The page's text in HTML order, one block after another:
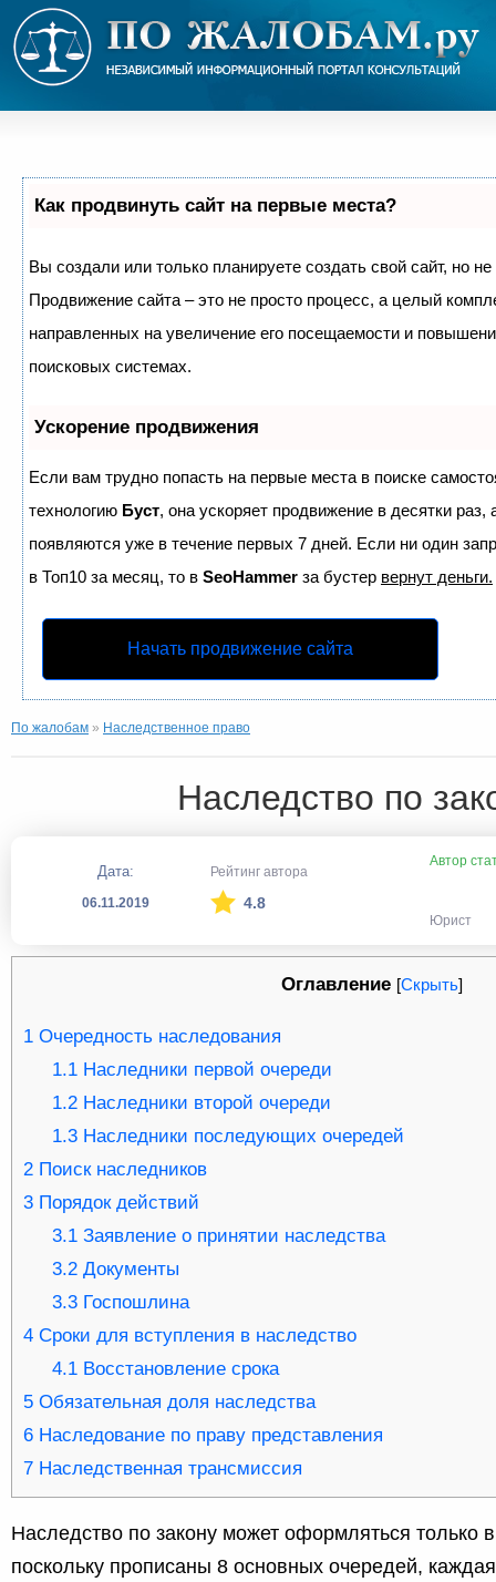
Как продвинуть сайт на первые места?
Вы создали или только планируете создать свой сайт, но не
Продвижение сайта – это не просто процесс, а целый
направленных на увеличение его посещаемости и
поисковых системах.
Ускорение продвижения
Если вам трудно попасть на первые места в поиске
технологию Буст, она ускоряет продвижение в десятки раз,
появляются уже в течение первых 7 дней. Если ни один
в Топ10 за месяц, то в SeoHammer за бустер вернут деньги.
Начать продвижение сайта
По жалобам » Наследственное право
Наследство по
Дата:
06.11.2019
Рейтинг автора
4.8
Автор
Юрист
Оглавление [Скрыть]
1 Очередность наследования
1.1Наследники первой очереди
1.2Наследники второй очереди
1.3Наследники последующих очередей
2 Поиск наследников
3 Порядок действий
3.1Заявление о принятии наследства
3.2Документы
3.3Госпошлина
4 Сроки для вступления в наследство
4.1Восстановление срока
5 Обязательная доля наследства
6 Наследование по праву представления
7 Наследственная трансмиссия
Наследство по закону может оформляться только
поскольку прописаны 8 основных очередей,